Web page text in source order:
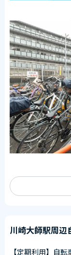
川崎大師駅周辺
【定期利用】自